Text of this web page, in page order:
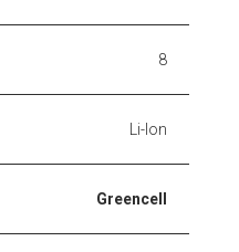
8
Li-Ion
Greencell